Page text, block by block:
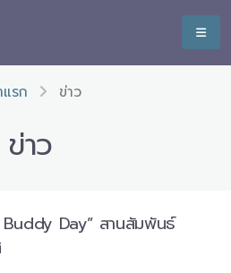
รก ข่าว
ข่าว
Day” สานสัมพันธ์